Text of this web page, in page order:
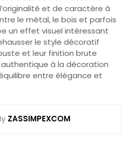
et de caractère à
le métal, le bois et parfois
un effet visuel intéressant
le style décoratif
et leur finition brute
à la décoration
entre élégance et
ZASSIMPEXCOM